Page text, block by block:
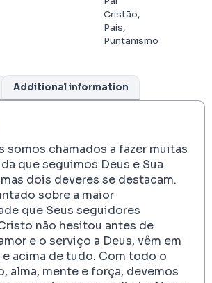
Cristão,
Pais,
Puritanismo
Additional information
somos chamados a fazer muitas
que seguimos Deus e Sua
dois deveres se destacam.
sobre a maior
que Seus seguidores
não hesitou antes de
e o serviço a Deus, vêm em
acima de tudo. Com todo o
alma, mente e força, devemos